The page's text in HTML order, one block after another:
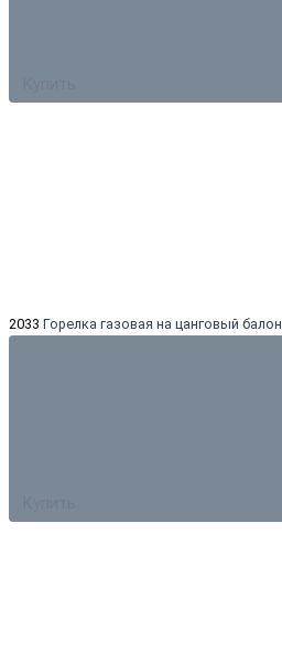
2033 Горелка газовая на цанговый балон